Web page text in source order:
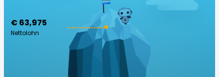
€ 63,975
Nettolohn